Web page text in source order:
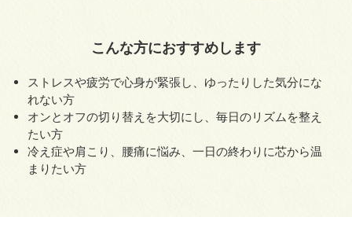
こんな方におすすめします
ストレスや疲労で心身が緊張し、ゆったりした気分にな
れない方
オンとオフの切り替えを大切にし、毎日のリズムを整え
たい方
冷え症や肩こり、腰痛に悩み、一日の終わりに芯から温
まりたい方